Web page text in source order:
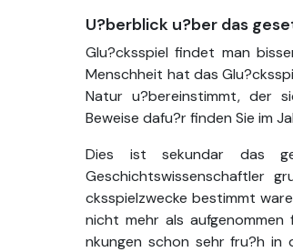
U?berblick u?ber das
Glu?cksspiel findet man
Menschheit hat das
Natur u?bereinstimmt, der
Beweise dafu?r finden Sie im
Dies ist sekundar das
Geschichtswissenschaftler
cksspielzwecke bestimmt
nicht mehr als aufgenommen
nkungen schon sehr fru?h in